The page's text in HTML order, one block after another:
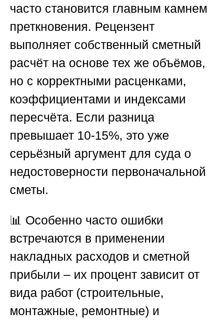
часто становится главным камнем
преткновения. Рецензент
выполняет собственный сметный
расчёт на основе тех же объёмов,
но с корректными расценками,
коэффициентами и индексами
пересчёта. Если разница
превышает 10-15%, это уже
серьёзный аргумент для суда о
недостоверности первоначальной
сметы.
📊 Особенно часто ошибки
встречаются в применении
накладных расходов и сметной
прибыли – их процент зависит от
вида работ (строительные,
монтажные, ремонтные) и